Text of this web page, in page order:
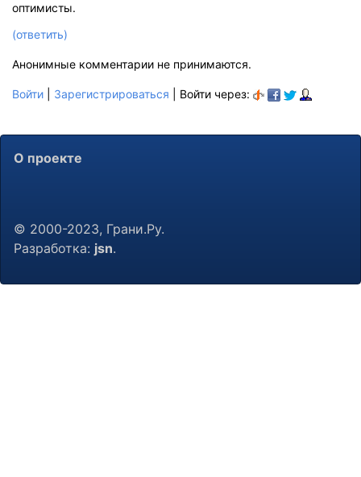
оптимисты.
(ответить)
Анонимные комментарии не принимаются.
Войти Зарегистрироваться | Войти через:
О проекте
© 2000-2023, Грани.Ру.
Разработка: jsn.